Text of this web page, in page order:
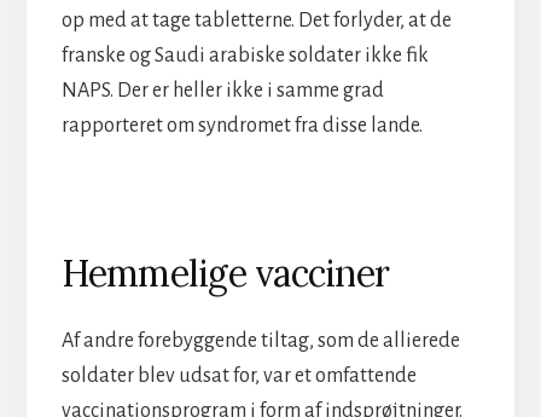
op med at tage tabletterne. Det forlyder, at de
franske og Saudi arabiske soldater ikke fik
NAPS. Der er heller ikke i samme grad
rapporteret om syndromet fra disse lande.
Hemmelige vacciner
Af andre forebyggende tiltag, som de allierede
soldater blev udsat for, var et omfattende
vaccinationsprogram i form af indsprøjtninger.